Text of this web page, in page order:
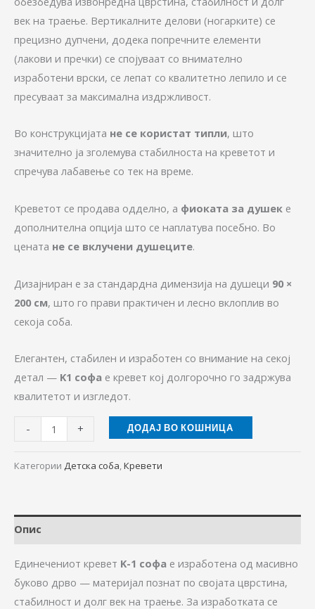
век на траење. Вертикалните делови (ногарките) се
прецизно дупчени, додека попречните елементи
(лакови и пречки) се спојуваат со внимателно
изработени врски, се лепат со квалитетно лепило и се
пресуваат за максимална издржливост.
Во конструкцијата не се користат типли, што
значително ја зголемува стабилноста на креветот и
спречува лабавење со тек на време.
Креветот се продава одделно, а фиоката за душек е
дополнителна опција што се наплатува посебно. Во
цената не се вклучени душеците.
Дизајниран е за стандардна димензија на душеци 90 ×
200 см, што го прави практичен и лесно вклоплив во
секоја соба.
Елегантен, стабилен и изработен со внимание на секој
детал — K1 софа е кревет кој долгорочно го задржува
квалитетот и изгледот.
- + ДОДАЈ ВО КОШНИЦА
Категории Детска соба,Кревети
Опис
Единечениот кревет K-1 софа е изработена од масивно
буково дрво — материјал познат по својата цврстина,
стабилност и долг век на траење. За изработката се